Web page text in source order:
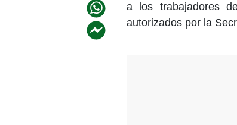
a los trabajadores
autorizados por la